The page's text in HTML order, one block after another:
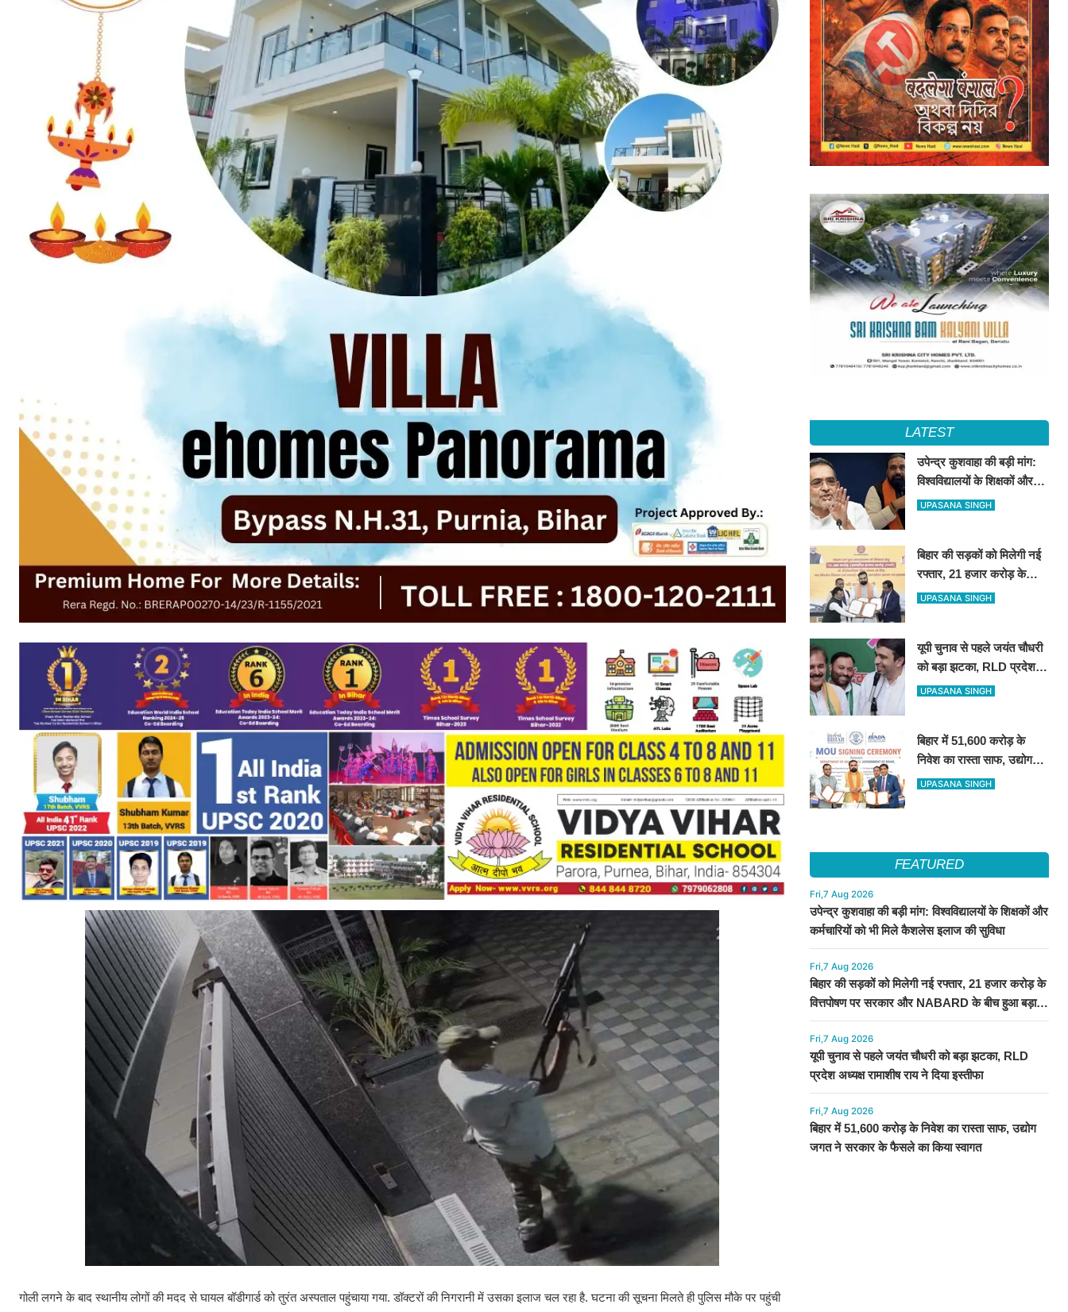
गोली लगने के बाद स्थानीय लोगों की मदद से घायल बॉडीगार्ड को तुरंत अस्पताल पहुंचाया गया. डॉक्टरों की निगरानी में उसका इलाज चल रहा है. घटना की सूचना मिलते ही पुलिस मौके पर पहुंची
LATEST
उपेन्द्र कुशवाहा की बड़ी मांग:
विश्वविद्यालयों के शिक्षकों और
कर्मचारियों को भी मिले कैशलेस
UPASANA SINGH
बिहार की सड़कों को मिलेगी नई
रफ्तार, 21 हजार करोड़ के
वित्तपोषण पर सरकार और
UPASANA SINGH
यूपी चुनाव से पहले जयंत चौधरी
को बड़ा झटका, RLD प्रदेश
अध्यक्ष रामाशीष राय ने दिया
UPASANA SINGH
बिहार में 51,600 करोड़ के
निवेश का रास्ता साफ, उद्योग
जगत ने सरकार के फैसले का
UPASANA SINGH
FEATURED
Fri,7 Aug 2026
उपेन्द्र कुशवाहा की बड़ी मांग: विश्वविद्यालयों के शिक्षकों और
कर्मचारियों को भी मिले कैशलेस इलाज की सुविधा
Fri,7 Aug 2026
बिहार की सड़कों को मिलेगी नई रफ्तार, 21 हजार करोड़ के
वित्तपोषण पर सरकार और NABARD के बीच हुआ बड़ा
समझौता
Fri,7 Aug 2026
यूपी चुनाव से पहले जयंत चौधरी को बड़ा झटका, RLD
प्रदेश अध्यक्ष रामाशीष राय ने दिया इस्तीफा
Fri,7 Aug 2026
बिहार में 51,600 करोड़ के निवेश का रास्ता साफ, उद्योग
जगत ने सरकार के फैसले का किया स्वागत